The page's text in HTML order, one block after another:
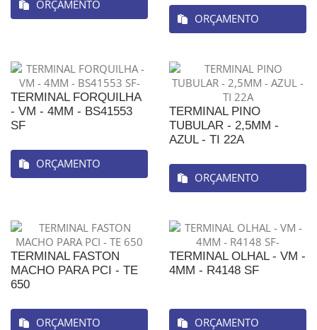
ORÇAMENTO
ORÇAMENTO
TERMINAL FORQUILHA
- VM - 4MM - BS41553
SF
ORÇAMENTO
TERMINAL PINO
TUBULAR - 2,5MM -
AZUL - TI 22A
ORÇAMENTO
TERMINAL FASTON
MACHO PARA PCI - TE
650
ORÇAMENTO
TERMINAL OLHAL - VM -
4MM - R4148 SF
ORÇAMENTO